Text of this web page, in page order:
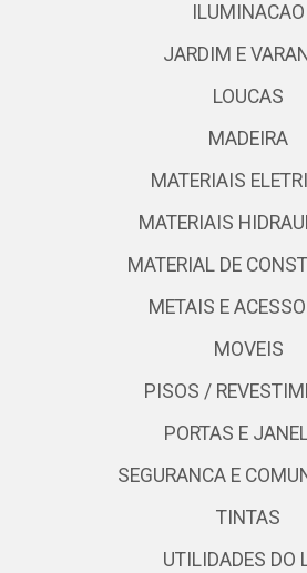
ILUMINACAO
JARDIM E
LOUCAS
MADEIRA
MATERIAIS
MATERIAIS
MATERIAL DE
METAIS E
MOVEIS
PISOS /
PORTAS E
SEGURANCA E
TINTAS
UTILIDADES DO